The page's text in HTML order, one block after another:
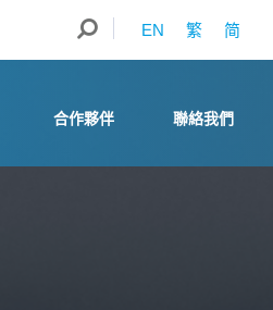
EN 繁 简
合作夥伴 聯絡我們